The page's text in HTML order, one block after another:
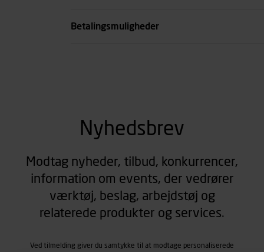
Betalingsmuligheder
Nyhedsbrev
Modtag nyheder, tilbud, konkurrencer,
information om events, der vedrører
værktøj, beslag, arbejdstøj og
relaterede produkter og services.
Ved tilmelding giver du samtykke til at modtage personaliserede